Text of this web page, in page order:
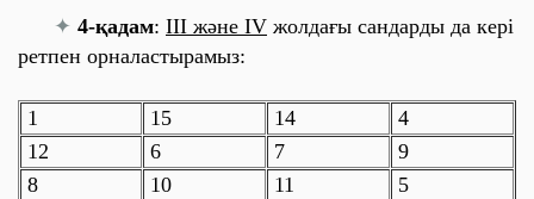
✦ 4-қадам: ІІІ және IV жолдағы сандарды да кері
ретпен орналастырамыз:
1 15 14
4
12
6 7
9
8
10 11
5